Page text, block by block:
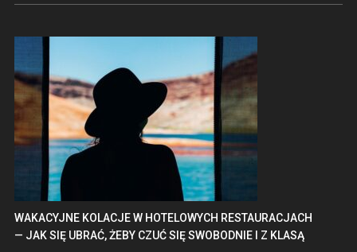
WAKACYJNE KOLACJE W HOTELOWYCH RESTAURACJACH
— JAK SIĘ UBRAĆ, ŻEBY CZUĆ SIĘ SWOBODNIE I Z KLASĄ